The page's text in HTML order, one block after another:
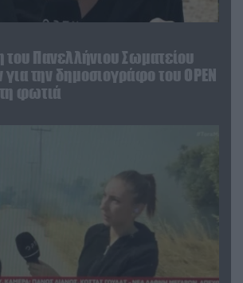
Πανελλήνιου Σωματείου
την δημοσιογράφο του OPEN
φωτιά